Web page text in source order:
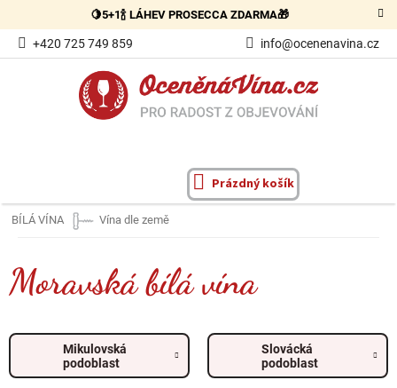
obsah
🍋5+1🍾 LÁHEV PROSECCA ZDARMA🎁
+420 725 749 859 info@ocenenavina.cz
NÁKUPNÍ
Prázdný košík
BÍLÁ VÍNA Vína dle země
Moravská bílá vína
Mikulovská
podoblast
Slovácká
podoblast